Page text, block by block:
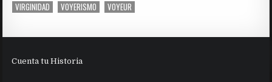
VIRGINIDAD
VOYERISMO VOYEUR
Cuenta tu Historia